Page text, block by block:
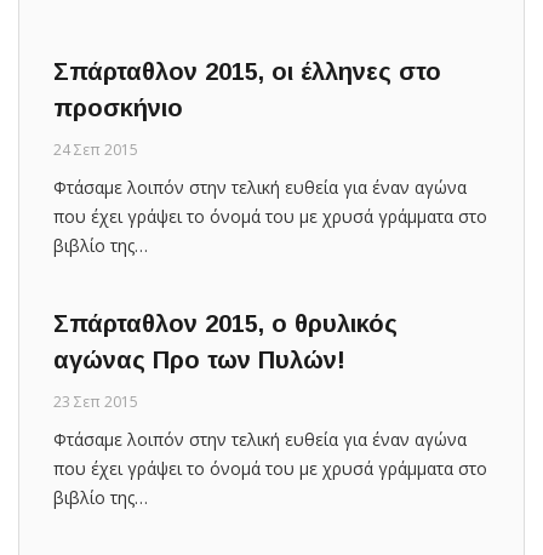
Σπάρταθλον 2015, οι έλληνες στο
προσκήνιο
24 Σεπ 2015
Φτάσαμε λοιπόν στην τελική ευθεία για έναν αγώνα
που έχει γράψει το όνομά του με χρυσά γράμματα στο
βιβλίο της…
Σπάρταθλον 2015, ο θρυλικός
αγώνας Προ των Πυλών!
23 Σεπ 2015
Φτάσαμε λοιπόν στην τελική ευθεία για έναν αγώνα
που έχει γράψει το όνομά του με χρυσά γράμματα στο
βιβλίο της…